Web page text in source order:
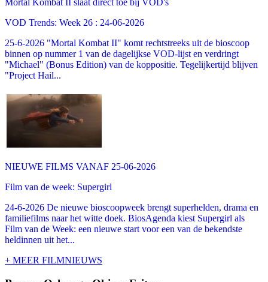
VOD Trends: Week 26 : 24-06-2026
25-6-2026 "Mortal Kombat II" komt rechtstreeks uit de bioscoop
binnen op nummer 1 van de dagelijkse VOD-lijst en verdringt
"Michael" (Bonus Edition) van de koppositie. Tegelijkertijd blijven
"Project Hail...
NIEUWE FILMS VANAF 25-06-2026
Film van de week: Supergirl
24-6-2026 De nieuwe bioscoopweek brengt superhelden, drama en
familiefilms naar het witte doek. BiosAgenda kiest Supergirl als
Film van de Week: een nieuwe start voor een van de bekendste
heldinnen uit het...
+ MEER FILMNIEUWS